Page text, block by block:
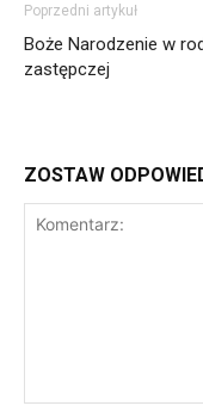
Poprzedni artykuł
Boże Narodzenie w
zastępczej
ZOSTAW